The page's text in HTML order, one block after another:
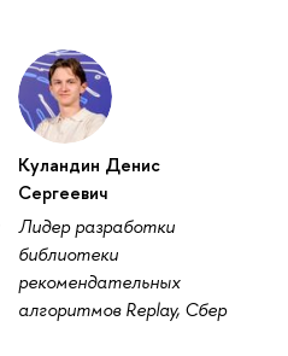
Куландин Денис
Сергеевич
Лидер разработки
библиотеки
рекомендательных
алгоритмов Replay, Сбер